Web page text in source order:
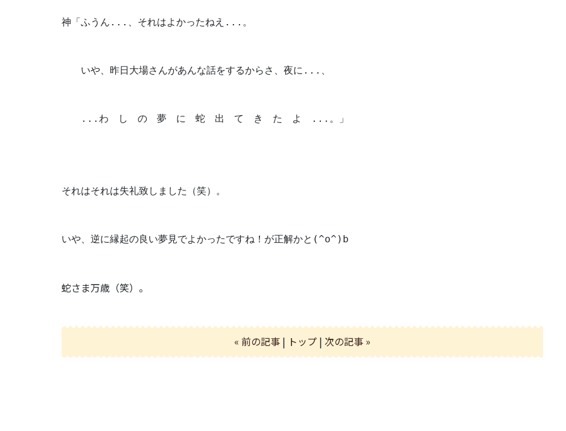
神「ふうん...、それはよかったねえ...。
いや、昨日大場さんがあんな話をするからさ、夜に...、
...わ　し　の　夢　に　蛇　出　て　き　た　よ　...。」
それはそれは失礼致しました（笑）。
いや、逆に縁起の良い夢見でよかったですね！が正解かと(^o^)b
蛇さま万歳（笑）。
« 前の記事 | トップ | 次の記事 »